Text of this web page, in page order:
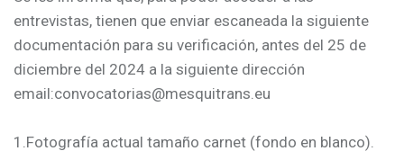
entrevistas, tienen que enviar escaneada la siguiente
documentación para su verificación, antes del 25 de
diciembre del 2024 a la siguiente dirección
email:convocatorias@mesquitrans.eu
1.Fotografía actual tamaño carnet (fondo en blanco).